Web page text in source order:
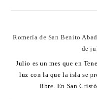
Romería de San Benito
de
Julio es un mes que en
luz con la que la isla se
libre. En San